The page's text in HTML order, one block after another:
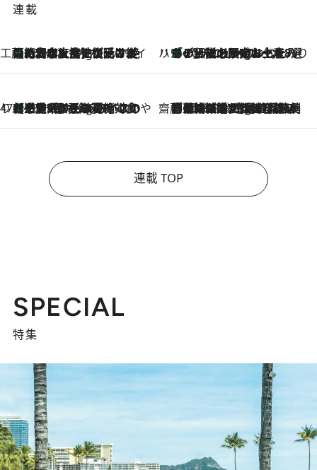
連載
工藤まやのおもてなしハワイ
10 Hours Ago
【ハワイ土産】ローカルの絶大な支持で復活！ 絶品の幻クッキー《元ファンの日本人女性が受け継いだ名店》 ハワイ賢者 リサのお気に入りリスト10 Hours Ago
あの伝説の限定トートも！ リニューアルした「ディーン＆デルーカ ハワイ」で必須のお土産8選
47都道府県の手みやげ ひんやりスイーツで夏を満喫
10 Hours Ago
【三重県】この夏絶対食べたい 冷やしておいしいおやつ3選 お餅×アイスの新感覚スイーツ 齋藤 薫 美容脳ルネサンス
10 Hours Ago
「荷物が増えるほど旅ストレスは増す」美容ジャーナリストがたどり着いた最終結論。“化粧品を劇的に減らす”感動の凝縮美容とは
連載 TOP
SPECIAL
特集